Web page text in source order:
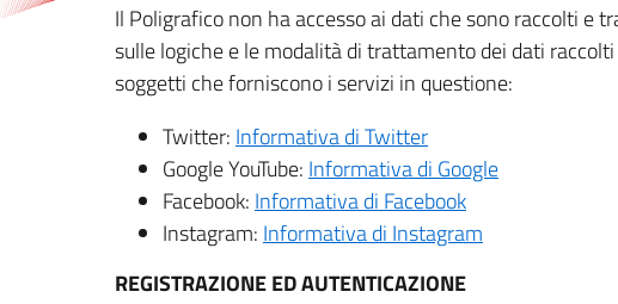
Il Poligrafico non ha accesso ai dati che sono raccolti
sulle logiche e le modalità di trattamento dei dati
soggetti che forniscono i servizi in questione:
Twitter: Informativa di Twitter
Google YouTube: Informativa di Google
Facebook: Informativa di Facebook
Instagram: Informativa di Instagram
REGISTRAZIONE ED AUTENTICAZIONE